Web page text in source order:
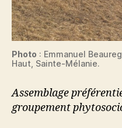
Photo : Emmanuel
Haut, Sainte-Mélanie.
Assemblage
groupement